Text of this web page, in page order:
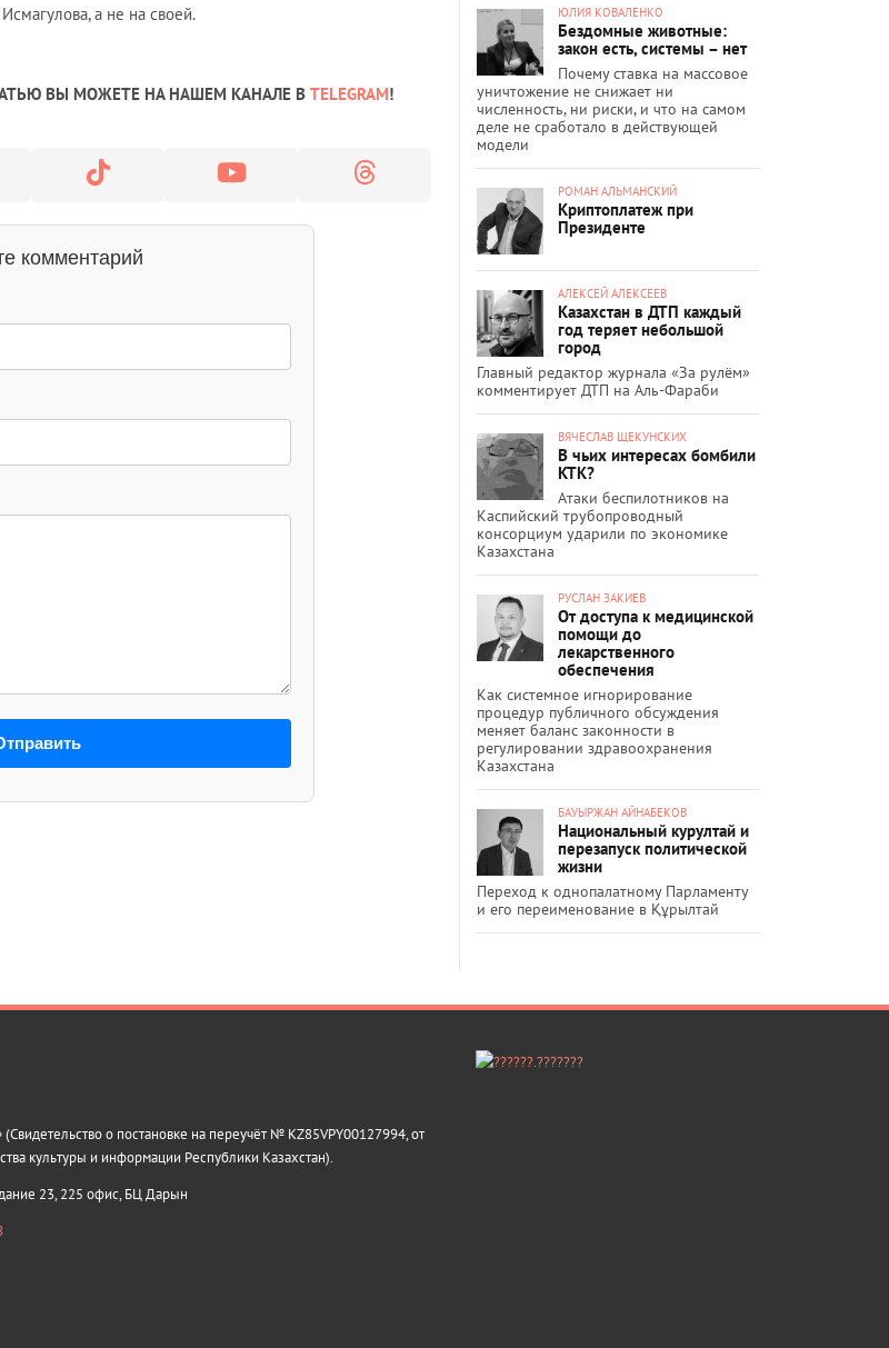
а не на своей.
ВЫ МОЖЕТЕ НА НАШЕМ КАНАЛЕ В TELEGRAM!
комментарий
ЮЛИЯ КОВАЛЕНКО
Бездомные животные:
закон есть, системы – нет
Почему ставка на массовое
уничтожение не снижает ни
численность, ни риски, и что на самом
деле не сработало в действующей
модели
РОМАН АЛЬМАНСКИЙ
Криптоплатеж при
Президенте
АЛЕКСЕЙ АЛЕКСЕЕВ
Казахстан в ДТП каждый
год теряет небольшой
город
Главный редактор журнала «За рулём»
комментирует ДТП на Аль-Фараби
ВЯЧЕСЛАВ ЩЕКУНСКИХ
В чьих интересах бомбили
КТК?
Атаки беспилотников на
Каспийский трубопроводный
консорциум ударили по экономике
Казахстана
РУСЛАН ЗАКИЕВ
От доступа к медицинской
помощи до
лекарственного
обеспечения
Как системное игнорирование
процедур публичного обсуждения
меняет баланс законности в
регулировании здравоохранения
Казахстана
БАУЫРЖАН АЙНАБЕКОВ
Национальный курултай и
перезапуск политической
жизни
Переход к однопалатному Парламенту
и его переименование в Құрылтай
о постановке на переучёт № KZ85VPY00127994, от
культуры и информации Республики Казахстан).
23, 225 офис, БЦ Дарын